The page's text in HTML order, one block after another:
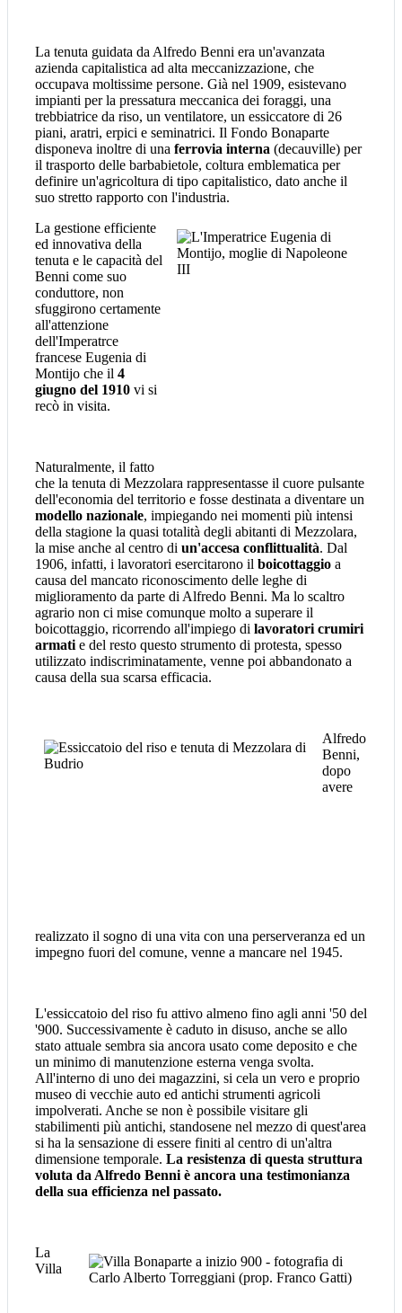
La tenuta guidata da Alfredo Benni era un'avanzata
azienda capitalistica ad alta meccanizzazione, che
occupava moltissime persone. Già nel 1909, esistevano
impianti per la pressatura meccanica dei foraggi, una
trebbiatrice da riso, un ventilatore, un essiccatore di 26
piani, aratri, erpici e seminatrici. Il Fondo Bonaparte
disponeva inoltre di una ferrovia interna (decauville) per
il trasporto delle barbabietole, coltura emblematica per
definire un'agricoltura di tipo capitalistico, dato anche il
suo stretto rapporto con l'industria.
La gestione efficiente
ed innovativa della
tenuta e le capacità del
Benni come suo
conduttore, non
sfuggirono certamente
all'attenzione
dell'Imperatrce
francese Eugenia di
Montijo che il 4
giugno del 1910 vi si
recò in visita.
Naturalmente, il fatto
che la tenuta di Mezzolara rappresentasse il cuore pulsante
dell'economia del territorio e fosse destinata a diventare un
modello nazionale, impiegando nei momenti più intensi
della stagione la quasi totalità degli abitanti di Mezzolara,
la mise anche al centro di un'accesa conflittualità. Dal
1906, infatti, i lavoratori esercitarono il boicottaggio a
causa del mancato riconoscimento delle leghe di
miglioramento da parte di Alfredo Benni. Ma lo scaltro
agrario non ci mise comunque molto a superare il
boicottaggio, ricorrendo all'impiego di lavoratori crumiri
armati e del resto questo strumento di protesta, spesso
utilizzato indiscriminatamente, venne poi abbandonato a
causa della sua scarsa efficacia.
Alfredo
Benni,
dopo
avere
realizzato il sogno di una vita con una perserveranza ed un
impegno fuori del comune, venne a mancare nel 1945.
L'essiccatoio del riso fu attivo almeno fino agli anni '50 del
'900. Successivamente è caduto in disuso, anche se allo
stato attuale sembra sia ancora usato come deposito e che
un minimo di manutenzione esterna venga svolta.
All'interno di uno dei magazzini, si cela un vero e proprio
museo di vecchie auto ed antichi strumenti agricoli
impolverati. Anche se non è possibile visitare gli
stabilimenti più antichi, standosene nel mezzo di quest'area
si ha la sensazione di essere finiti al centro di un'altra
dimensione temporale. La resistenza di questa struttura
voluta da Alfredo Benni è ancora una testimonianza
della sua efficienza nel passato.
La
Villa